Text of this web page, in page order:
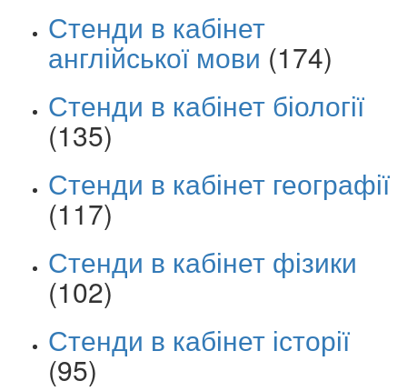
Стенди в кабінет
англійської мови (174)
Стенди в кабінет біології
(135)
Стенди в кабінет географії
(117)
Стенди в кабінет фізики
(102)
Стенди в кабінет історії
(95)